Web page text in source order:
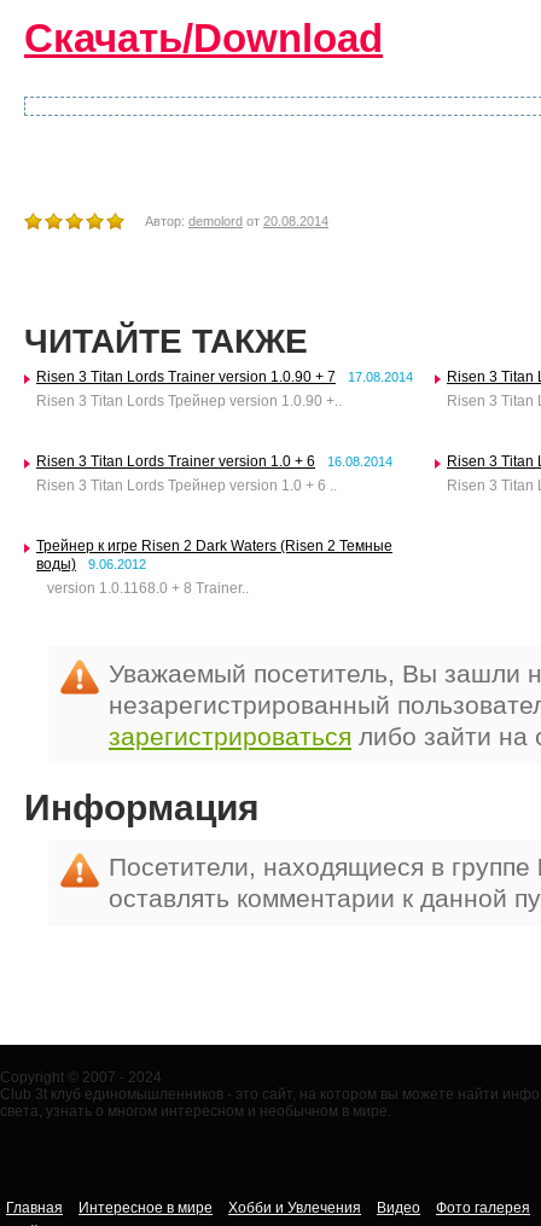
Скачать/Download
Автор: demolord от 20.08.2014
ЧИТАЙТЕ ТАКЖЕ
Risen 3 Titan Lords Trainer version 1.0.90 + 7 17.08.2014
Risen 3 Titan Lords Трейнер version 1.0.90 +..
Risen 3 Titan
Risen 3 Titan
Risen 3 Titan Lords Trainer version 1.0 + 6 16.08.2014
Risen 3 Titan Lords Трейнер version 1.0 + 6 ..
Risen 3 Titan
Risen 3 Titan
Трейнер к игре Risen 2 Dark Waters (Risen 2 Темные
воды)
9.06.2012
version 1.0.1168.0 + 8 Trainer..
Уважаемый посетитель, Вы зашли
незарегистрированный
зарегистрироваться либо зайти на
Информация
Посетители, находящиеся в группе
оставлять комментарии к данной
Copyright © 2007 - 2024
Club 3t клуб единомышленников - это сайт, на котором вы можете найти
света, узнать о многом интересном и необычном в мире.
Главная Интересное в мире Хобби и Увлечения Видео
Фото галерея